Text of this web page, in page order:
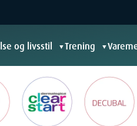
og livsstil ▼Trening ▼